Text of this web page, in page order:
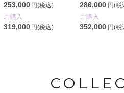
253,000 円(税込)
ご購入
319,000 円(税込)
286,000 円(税
ご購入
352,000 円(税